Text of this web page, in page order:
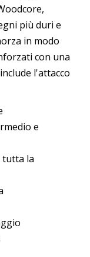
più duri e
in modo
con una
l'attacco
e
tutta la